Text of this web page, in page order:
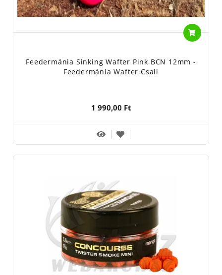
Feedermánia Sinking Wafter Pink BCN 12mm -
Feedermánia Wafter Csali
1 990,00 Ft